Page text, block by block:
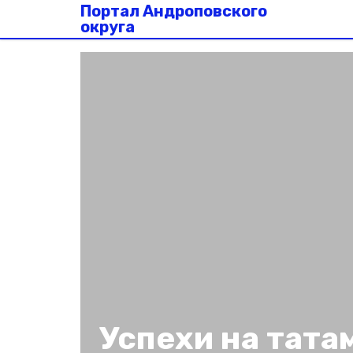
Портал Андроповского
округа
Успехи на